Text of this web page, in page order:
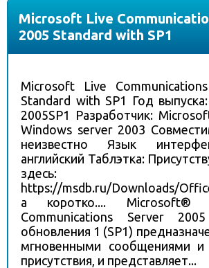
Microsoft Live
2005 Standard with SP1
Microsoft Live
Standard with SP1 Год
2005SP1 Разработчик:
Windows server 2003
неизвестно Язык
английский Таблэтка:
здесь:
https://msdb.ru/Downloads/
а коротко.... Microsoft®
Communications Server
обновления 1 (SP1)
мгновенными сообщениями и
присутствия, и представляет...